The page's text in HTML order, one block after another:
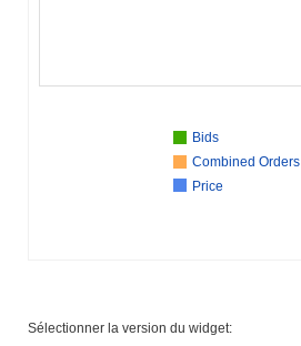
Bids
Combined Orders
Price
Sélectionner la version du widget: